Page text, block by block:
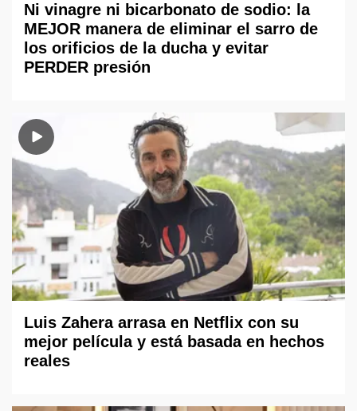
Ni vinagre ni bicarbonato de sodio: la
MEJOR manera de eliminar el sarro de
los orificios de la ducha y evitar
PERDER presión
Luis Zahera arrasa en Netflix con su
mejor película y está basada en hechos
reales